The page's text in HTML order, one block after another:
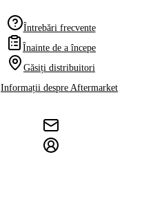
Întrebări frecvente
Înainte de a începe
Găsiți distribuitori
Informații despre Aftermarket